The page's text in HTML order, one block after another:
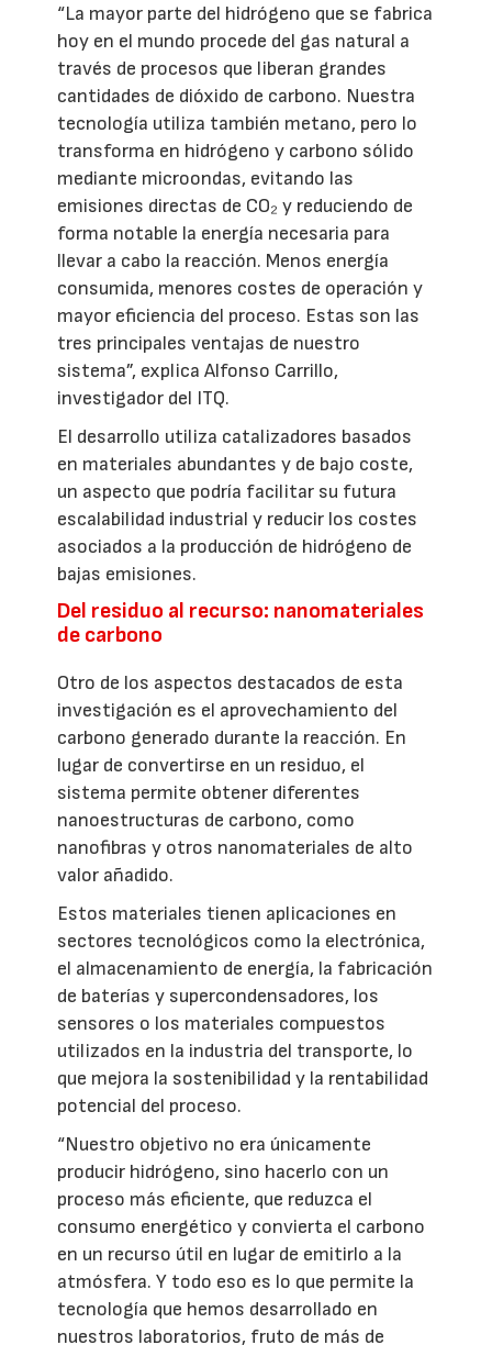
“La mayor parte del hidrógeno que se fabrica
hoy en el mundo procede del gas natural a
través de procesos que liberan grandes
cantidades de dióxido de carbono. Nuestra
tecnología utiliza también metano, pero lo
transforma en hidrógeno y carbono sólido
mediante microondas, evitando las
emisiones directas de CO₂ y reduciendo de
forma notable la energía necesaria para
llevar a cabo la reacción. Menos energía
consumida, menores costes de operación y
mayor eficiencia del proceso. Estas son las
tres principales ventajas de nuestro
sistema”, explica Alfonso Carrillo,
investigador del ITQ.
El desarrollo utiliza catalizadores basados
en materiales abundantes y de bajo coste,
un aspecto que podría facilitar su futura
escalabilidad industrial y reducir los costes
asociados a la producción de hidrógeno de
bajas emisiones.
Del residuo al recurso: nanomateriales
de carbono
Otro de los aspectos destacados de esta
investigación es el aprovechamiento del
carbono generado durante la reacción. En
lugar de convertirse en un residuo, el
sistema permite obtener diferentes
nanoestructuras de carbono, como
nanofibras y otros nanomateriales de alto
valor añadido.
Estos materiales tienen aplicaciones en
sectores tecnológicos como la electrónica,
el almacenamiento de energía, la fabricación
de baterías y supercondensadores, los
sensores o los materiales compuestos
utilizados en la industria del transporte, lo
que mejora la sostenibilidad y la rentabilidad
potencial del proceso.
“Nuestro objetivo no era únicamente
producir hidrógeno, sino hacerlo con un
proceso más eficiente, que reduzca el
consumo energético y convierta el carbono
en un recurso útil en lugar de emitirlo a la
atmósfera. Y todo eso es lo que permite la
tecnología que hemos desarrollado en
nuestros laboratorios, fruto de más de